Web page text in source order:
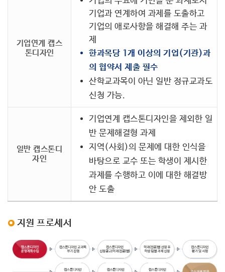
기업연계 캡스
톤디자인
기업과 연계하여 과제를 도출하고
기업의 애로사항을 해결해 주는 과
제
한과목당 1개 이상의 기업(기관)과
의 협약서 제출 필수
산학교과목이 아닌 일반 정규교과도
신청 가능.
일반 캡스톤디
자인
기업연계 캡스톤디자인을 제외한 일
반 문제해결형 과제
지역(사회)의 문제에 대한 인식을
바탕으로 교수 또는 학생이 제시한
과제를 수행하고 이에 대한 해결방
안 도출
지원 프로세서